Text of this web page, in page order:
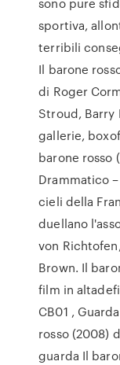
sportiva,
terribili
Il barone
di Roger
Stroud, Barry
gallerie,
barone rosso
Drammatico –
cieli della
duellano
von
Brown. Il
film in
CB01 ,
rosso (2008)
guarda Il